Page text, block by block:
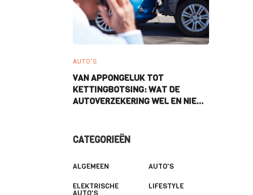
AUTO'S
VAN APPONGELUK TOT
KETTINGBOTSING: WAT DE
AUTOVERZEKERING WEL EN NIET
CATEGORIEËN
ALGEMEEN AUTO'S
ELEKTRISCHE LIFESTYLE